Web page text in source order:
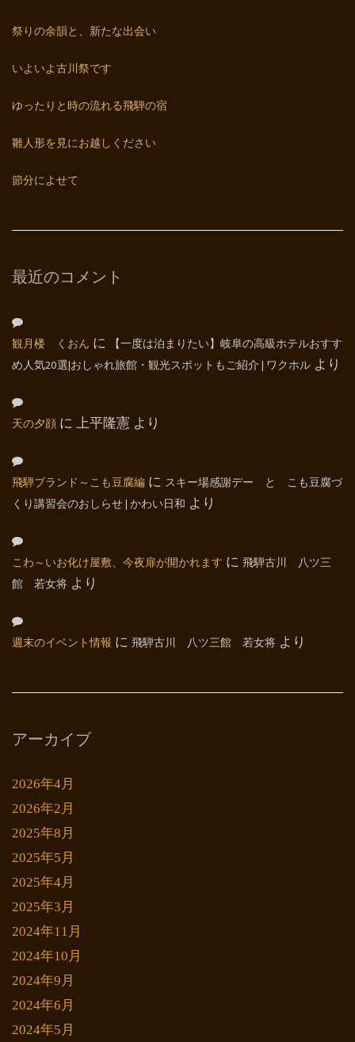
祭りの余韻と、新たな出会い
いよいよ古川祭です
ゆったりと時の流れる飛騨の宿
雛人形を見にお越しください
節分によせて
最近のコメント
観月楼 くおん に
【一度は泊まりたい】岐阜の高級ホテルおすす
め人気20選|おしゃれ旅館・観光スポットもご紹介 | ワクホル より
天の夕顔 に 上平隆憲 より
飛騨ブランド～こも豆腐編 に スキー場感謝デー と こも豆腐づ
くり講習会のおしらせ | かわい日和 より
こわ～いお化け屋敷、今夜扉が開かれます に 飛騨古川 八ツ三
館 若女将 より
週末のイベント情報 に 飛騨古川 八ツ三館 若女将 より
アーカイブ
2026年4月
2026年2月
2025年8月
2025年5月
2025年4月
2025年3月
2024年11月
2024年10月
2024年9月
2024年6月
2024年5月